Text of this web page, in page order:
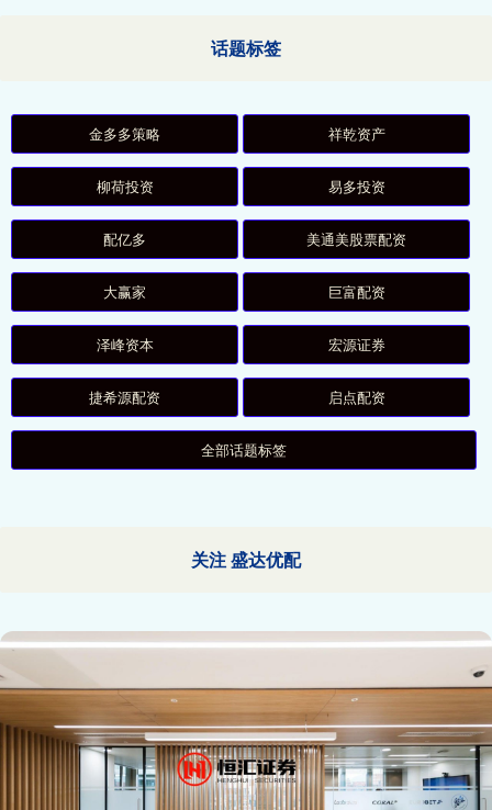
话题标签
金多多策略 祥乾资产
柳荷投资 易多投资
配亿多 美通美股票配资
大赢家 巨富配资
泽峰资本 宏源证券
捷希源配资 启点配资
全部话题标签
关注 盛达优配